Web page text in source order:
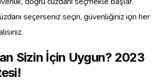
seçerseniz seçin, güvenliğiniz için her
Sizin İçin Uygun? 2023